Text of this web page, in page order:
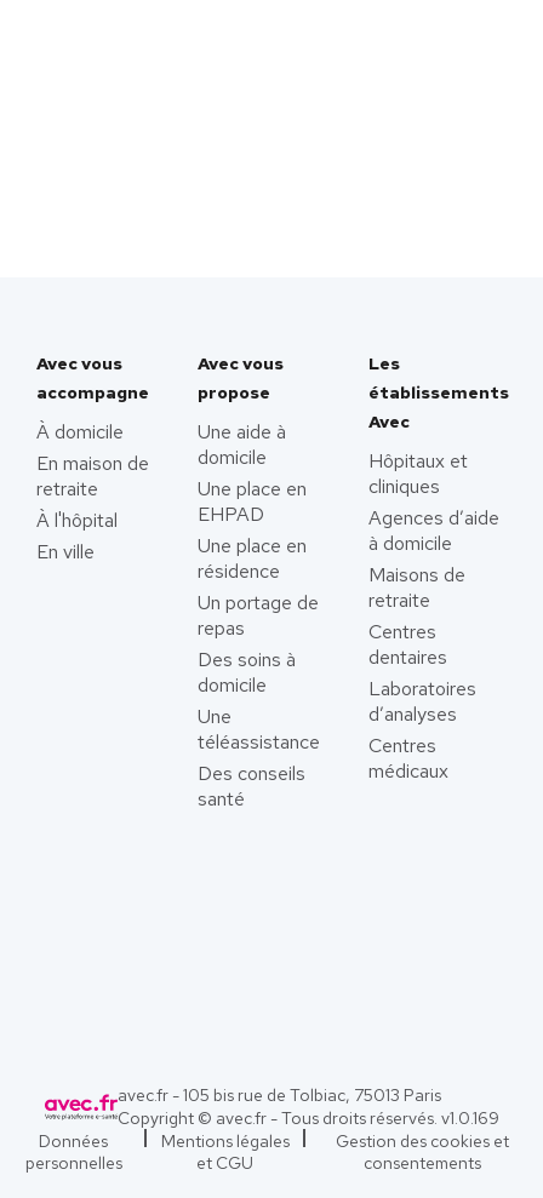
Avec vous
accompagne
À domicile
En maison de
retraite
À l'hôpital
En ville
Avec vous
propose
Une aide à
domicile
Une place en
EHPAD
Une place en
résidence
Un portage de
repas
Des soins à
domicile
Une
téléassistance
Des conseils
santé
Les
établissements
Avec
Hôpitaux et
cliniques
Agences d’aide
à domicile
Maisons de
retraite
Centres
dentaires
Laboratoires
d’analyses
Centres
médicaux
avec.fr - 105 bis rue de Tolbiac, 75013 Paris
Copyright © avec.fr - Tous droits réservés. v1.0.169
Données
personnelles
Mentions légales
et CGU
Gestion des cookies et
consentements